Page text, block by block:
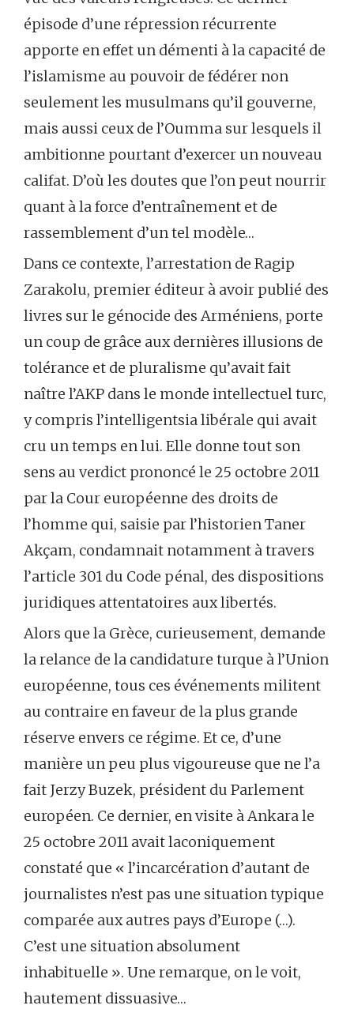
épisode d’une répression récurrente
apporte en effet un démenti à la capacité de
l’islamisme au pouvoir de fédérer non
seulement les musulmans qu’il gouverne,
mais aussi ceux de l’Oumma sur lesquels il
ambitionne pourtant d’exercer un nouveau
califat. D’où les doutes que l’on peut nourrir
quant à la force d’entraînement et de
rassemblement d’un tel modèle…
Dans ce contexte, l’arrestation de Ragip
Zarakolu, premier éditeur à avoir publié des
livres sur le génocide des Arméniens, porte
un coup de grâce aux dernières illusions de
tolérance et de pluralisme qu’avait fait
naître l’AKP dans le monde intellectuel turc,
y compris l’intelligentsia libérale qui avait
cru un temps en lui. Elle donne tout son
sens au verdict prononcé le 25 octobre 2011
par la Cour européenne des droits de
l’homme qui, saisie par l’historien Taner
Akçam, condamnait notamment à travers
l’article 301 du Code pénal, des dispositions
juridiques attentatoires aux libertés.
Alors que la Grèce, curieusement, demande
la relance de la candidature turque à l’Union
européenne, tous ces événements militent
au contraire en faveur de la plus grande
réserve envers ce régime. Et ce, d’une
manière un peu plus vigoureuse que ne l’a
fait Jerzy Buzek, président du Parlement
européen. Ce dernier, en visite à Ankara le
25 octobre 2011 avait laconiquement
constaté que « l’incarcération d’autant de
journalistes n’est pas une situation typique
comparée aux autres pays d’Europe (…).
C’est une situation absolument
inhabituelle ». Une remarque, on le voit,
hautement dissuasive…